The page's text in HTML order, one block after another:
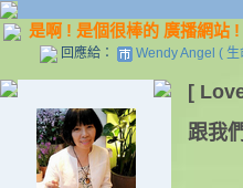
是啊 ! 是個很棒的 廣播網站 !
回應給： Wendy Angel ( 生
[
跟我